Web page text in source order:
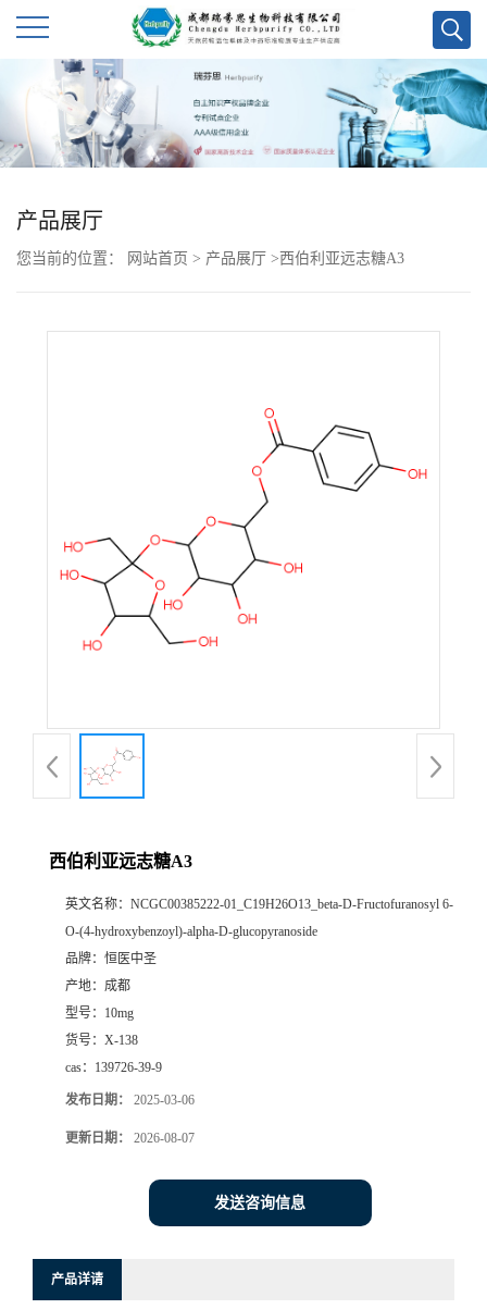
产
方
产品展厅
您当前的位置： 网站首页 > 产品展厅 >西伯利亚远志糖A3
西伯利亚远志糖A3
英文名称： NCGC00385222-01_C19H26O13_beta-D-Fructofuranosyl 6-
O-(4-hydroxybenzoyl)-alpha-D-glucopyranoside
品牌： 恒医中圣
产地： 成都
型号： 10mg
货号： X-138
cas： 139726-39-9
发布日期： 2025-03-06
更新日期： 2026-08-07
发送咨询信息
产品详请